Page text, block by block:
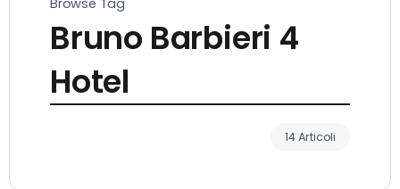
Bruno Barbieri 4
Hotel
14 Articoli